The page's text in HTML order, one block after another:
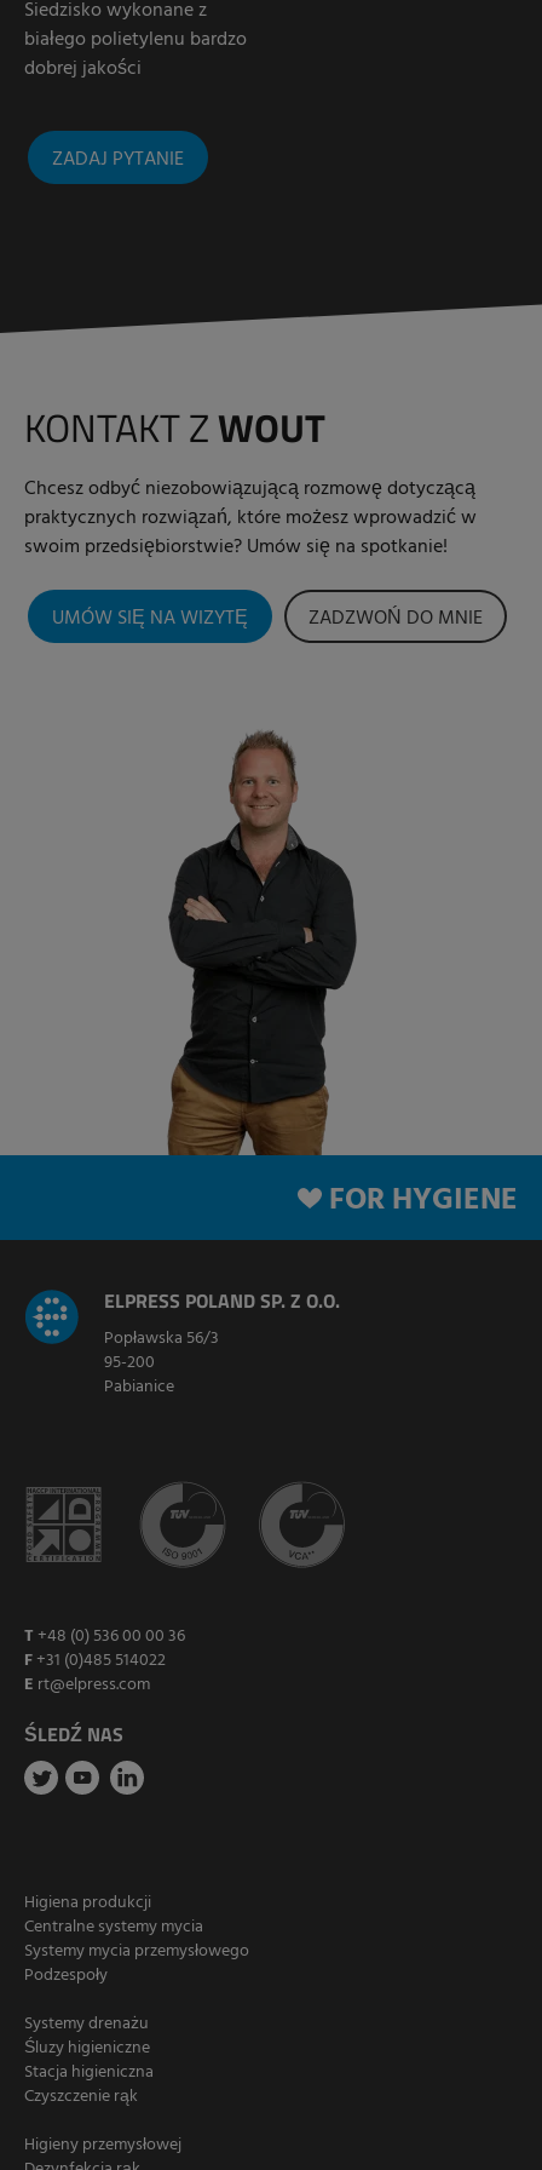
Siedzisko wykonane z
białego polietylenu bardzo
dobrej jakości
ZADAJ PYTANIE
KONTAKT ZWOUT
Chcesz odbyć niezobowiązującą rozmowę dotyczącą
praktycznych rozwiązań, które możesz wprowadzić w
swoim przedsiębiorstwie? Umów się na spotkanie!
UMÓW SIĘ NA WIZYTĘ ZADZWOŃ DO MNIE
FOR HYGIENE
ELPRESS POLAND SP. Z O.O.
Popławska 56/3
95-200
Pabianice
T +48 (0) 536 00 00 36
F+31 (0)485 514022
E rt@elpress.com
ŚLEDŹ NAS
Higiena produkcji
Centralne systemy mycia
Systemy mycia przemysłowego
Podzespoły
Systemy drenażu
Śluzy higieniczne
Stacja higieniczna
Czyszczenie rąk
Higieny przemysłowej